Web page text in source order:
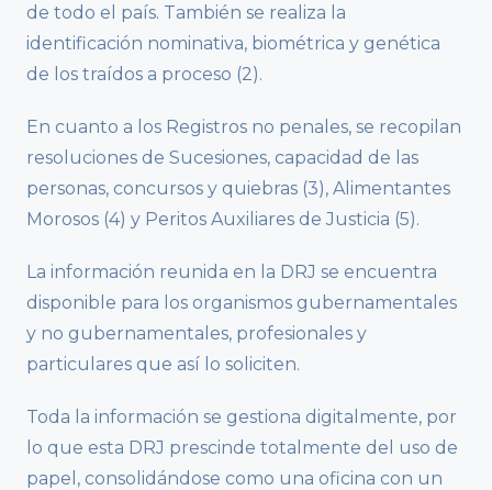
de todo el país. También se realiza la
identificación nominativa, biométrica y genética
de los traídos a proceso (2).
En cuanto a los Registros no penales, se recopilan
resoluciones de Sucesiones, capacidad de las
personas, concursos y quiebras (3), Alimentantes
Morosos (4) y Peritos Auxiliares de Justicia (5).
La información reunida en la DRJ se encuentra
disponible para los organismos gubernamentales
y no gubernamentales, profesionales y
particulares que así lo soliciten.
Toda la información se gestiona digitalmente, por
lo que esta DRJ prescinde totalmente del uso de
papel, consolidándose como una oficina con un